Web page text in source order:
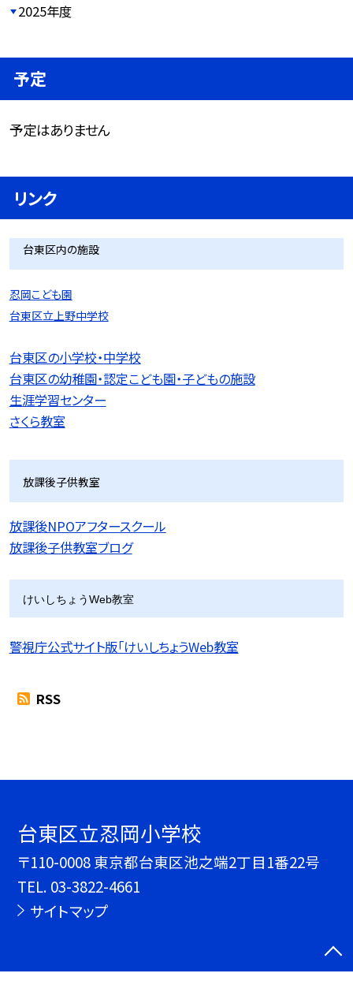
2025年度
予定
予定はありません
リンク
台東区内の施設
忍岡こども園
台東区立上野中学校
台東区の小学校・中学校
台東区の幼稚園・認定こども園・子どもの施設
生涯学習センター
さくら教室
放課後子供教室
放課後NPOアフタースクール
放課後子供教室ブログ
けいしちょうWeb教室
警視庁公式サイト版「けいしちょうWeb教室
RSS
台東区立忍岡小学校
〒110-0008 東京都台東区池之端2丁目1番22号
TEL. 03-3822-4661
サイトマップ